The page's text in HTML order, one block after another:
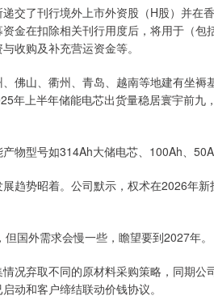
交了刊行境外上市外资股（H股）并在
金在扣除相关刊行用度后，将用于（包
收购及补充营运资金等。
佛山、衢州、青岛、越南等地建有坐褥
年上半年储能电芯出货量稳居寰宇前九
物型号如314Ah大储电芯、100Ah、
趋势昭着。公司默示，权术在2026年
国外需求会慢一些，瞻望要到2027年。
况弃取不同的原材料采购策略，同期公
动和客户缔结联动价钱协议。